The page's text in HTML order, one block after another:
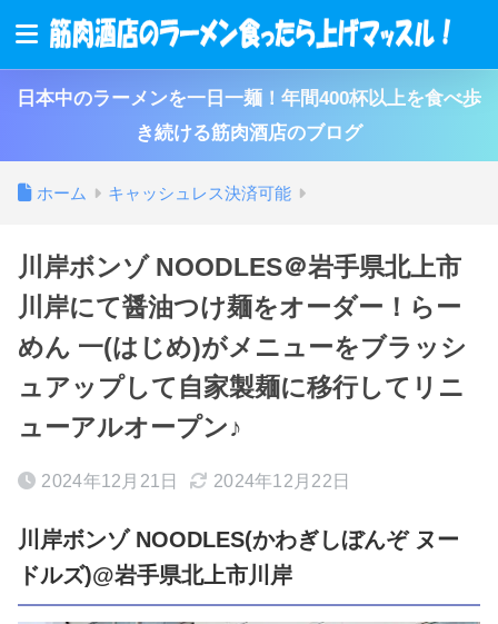
日本中のラーメンを一日一麺！年間400杯以上を食べ歩
き続ける筋肉酒店のブログ
ホーム キャッシュレス決済可能
川岸ボンゾ NOODLES＠岩手県北上市
川岸にて醤油つけ麺をオーダー！らー
めん 一(はじめ)がメニューをブラッシ
ュアップして自家製麺に移行してリニ
ューアルオープン♪
2024年12月21日 2024年12月22日
川岸ボンゾ NOODLES(かわぎしぼんぞ ヌー
ドルズ)@岩手県北上市川岸